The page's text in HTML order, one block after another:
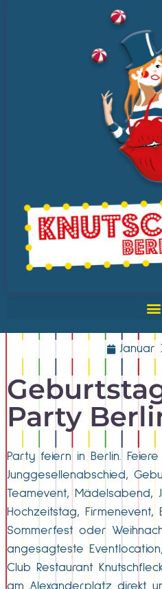
Januar
Party
Party feiern in Berlin.
Junggesellenabschied,
Teamevent, Mädelsabend,
Hochzeitstag, Firmenevent,
Sommerfest oder
angesagteste
Club Restaurant
am Alexanderplatz direkt